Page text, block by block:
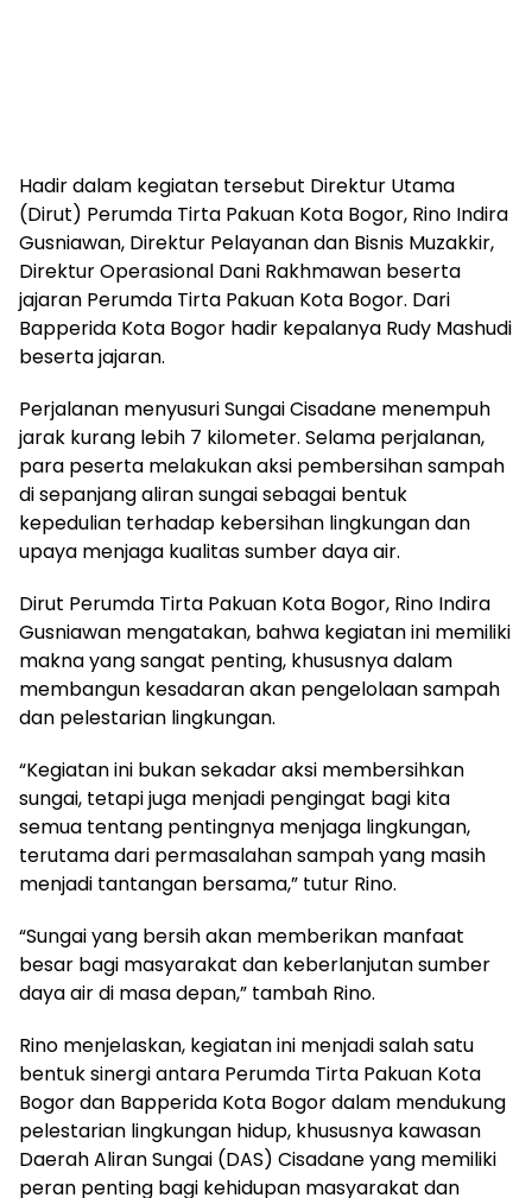
Hadir dalam kegiatan tersebut Direktur Utama
(Dirut) Perumda Tirta Pakuan Kota Bogor, Rino Indira
Gusniawan, Direktur Pelayanan dan Bisnis Muzakkir,
Direktur Operasional Dani Rakhmawan beserta
jajaran Perumda Tirta Pakuan Kota Bogor. Dari
Bapperida Kota Bogor hadir kepalanya Rudy Mashudi
beserta jajaran.
Perjalanan menyusuri Sungai Cisadane menempuh
jarak kurang lebih 7 kilometer. Selama perjalanan,
para peserta melakukan aksi pembersihan sampah
di sepanjang aliran sungai sebagai bentuk
kepedulian terhadap kebersihan lingkungan dan
upaya menjaga kualitas sumber daya air.
Dirut Perumda Tirta Pakuan Kota Bogor, Rino Indira
Gusniawan mengatakan, bahwa kegiatan ini memiliki
makna yang sangat penting, khususnya dalam
membangun kesadaran akan pengelolaan sampah
dan pelestarian lingkungan.
“Kegiatan ini bukan sekadar aksi membersihkan
sungai, tetapi juga menjadi pengingat bagi kita
semua tentang pentingnya menjaga lingkungan,
terutama dari permasalahan sampah yang masih
menjadi tantangan bersama,” tutur Rino.
“Sungai yang bersih akan memberikan manfaat
besar bagi masyarakat dan keberlanjutan sumber
daya air di masa depan,” tambah Rino.
Rino menjelaskan, kegiatan ini menjadi salah satu
bentuk sinergi antara Perumda Tirta Pakuan Kota
Bogor dan Bapperida Kota Bogor dalam mendukung
pelestarian lingkungan hidup, khususnya kawasan
Daerah Aliran Sungai (DAS) Cisadane yang memiliki
peran penting bagi kehidupan masyarakat dan